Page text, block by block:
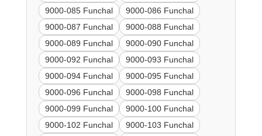
9000-085 Funchal
9000-086 Funchal
9000-087 Funchal
9000-088 Funchal
9000-089 Funchal
9000-090 Funchal
9000-092 Funchal
9000-093 Funchal
9000-094 Funchal
9000-095 Funchal
9000-096 Funchal
9000-098 Funchal
9000-099 Funchal
9000-100 Funchal
9000-102 Funchal
9000-103 Funchal